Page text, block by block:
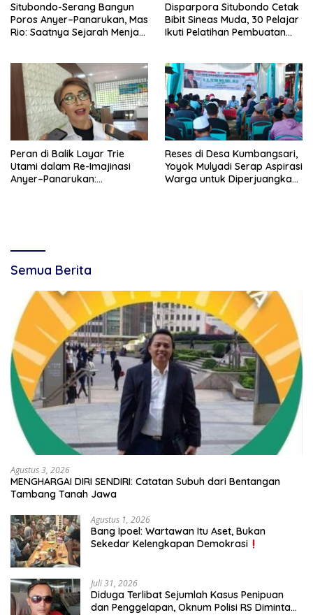
Situbondo-Serang Bangun
Poros Anyer–Panarukan, Mas
Rio: Saatnya Sejarah Menjadi
Disparpora Situbondo Cetak
Bibit Sineas Muda, 30 Pelajar
Ikuti Pelatihan Pembuatan
Peran di Balik Layar Trie
Utami dalam Re-Imajinasi
Anyer–Panarukan:
Reses di Desa Kumbangsari,
Yoyok Mulyadi Serap Aspirasi
Warga untuk Diperjuangkan
Semua Berita
Agustus 3, 2026
MENGHARGAI DIRI SENDIRI: Catatan Subuh dari Bentangan
Tambang Tanah Jawa
Agustus 1, 2026
Bang Ipoel: Wartawan Itu Aset, Bukan
Sekedar Kelengkapan Demokrasi
Juli 31, 2026
Diduga Terlibat Sejumlah Kasus Penipuan
dan Penggelapan, Oknum Polisi RS Diminta